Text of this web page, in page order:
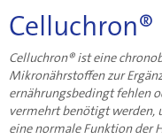
Celluchron®
Celluchron® ist eine
Mikronährstoffen zur
ernährungsbedingt fehlen
vermehrt benötigt werden,
eine normale Funktion der